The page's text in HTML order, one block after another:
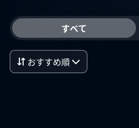
すべて
おすすめ順